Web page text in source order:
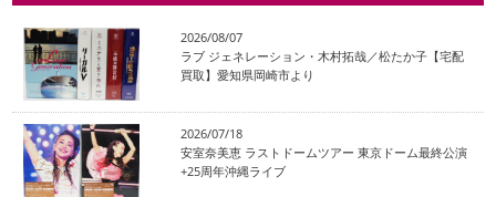
2026/08/07
ラブ ジェネレーション・木村拓哉／松たか子【宅配
買取】愛知県岡崎市より
2026/07/18
安室奈美恵 ラストドームツアー 東京ドーム最終公演
+25周年沖縄ライブ